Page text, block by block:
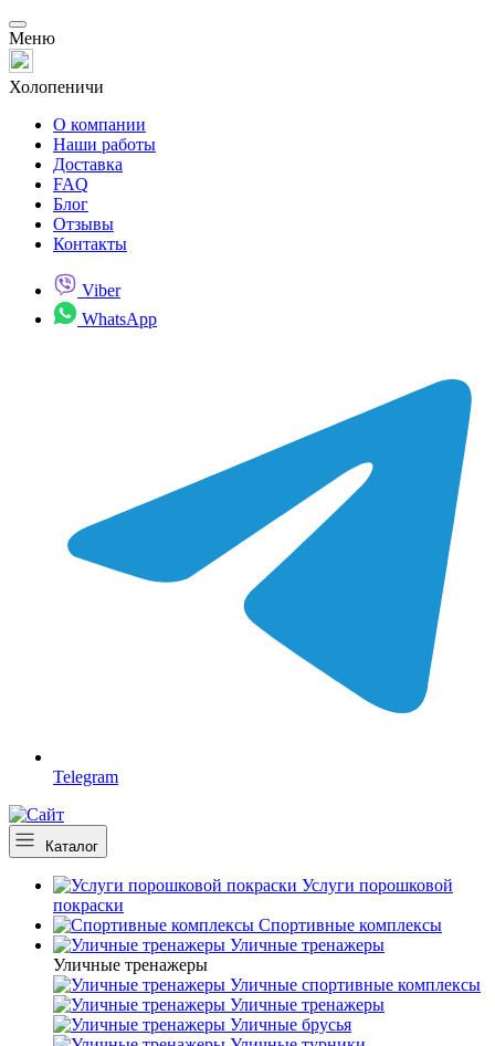
Меню
Холопеничи
О компании
Наши работы
Доставка
FAQ
Блог
Отзывы
Контакты
Viber
WhatsApp
Telegram
Каталог
Услуги порошковой
покраски
Спортивные комплексы
Уличные тренажеры
Уличные тренажеры
Уличные спортивные комплексы
Уличные тренажеры
Уличные брусья